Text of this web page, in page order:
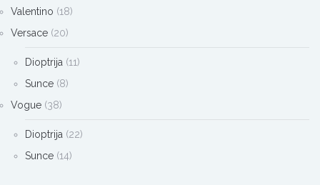
Valentino (18)
Versace (20)
Dioptrija (11)
Sunce (8)
Vogue (38)
Dioptrija (22)
Sunce (14)